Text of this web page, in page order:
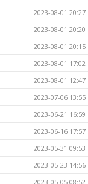
2023-08-01 20:27
2023-08-01 20:20
2023-08-01 20:15
2023-08-01 17:02
2023-08-01 12:47
2023-07-06 13:55
2023-06-21 16:59
2023-06-16 17:57
2023-05-31 09:53
2023-05-23 14:56
2023-05-05 08:52